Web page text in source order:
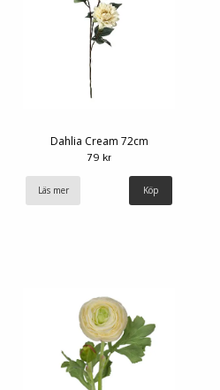
Dahlia Cream 72cm
79 kr
Läs mer